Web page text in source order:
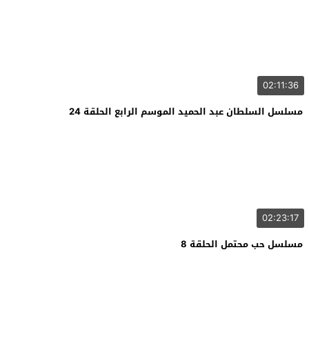
02:11:36
مسلسل السلطان عبد الحميد الموسم الرابع الحلقة 24
02:23:17
مسلسل حب محتمل الحلقة 8